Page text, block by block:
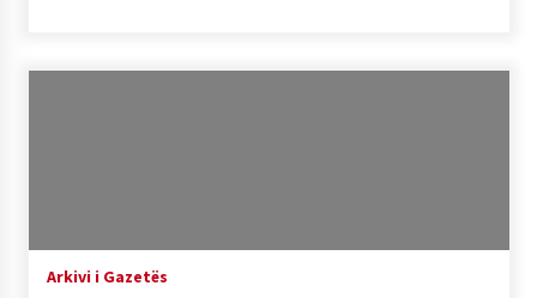
Arkivi i Gazetës